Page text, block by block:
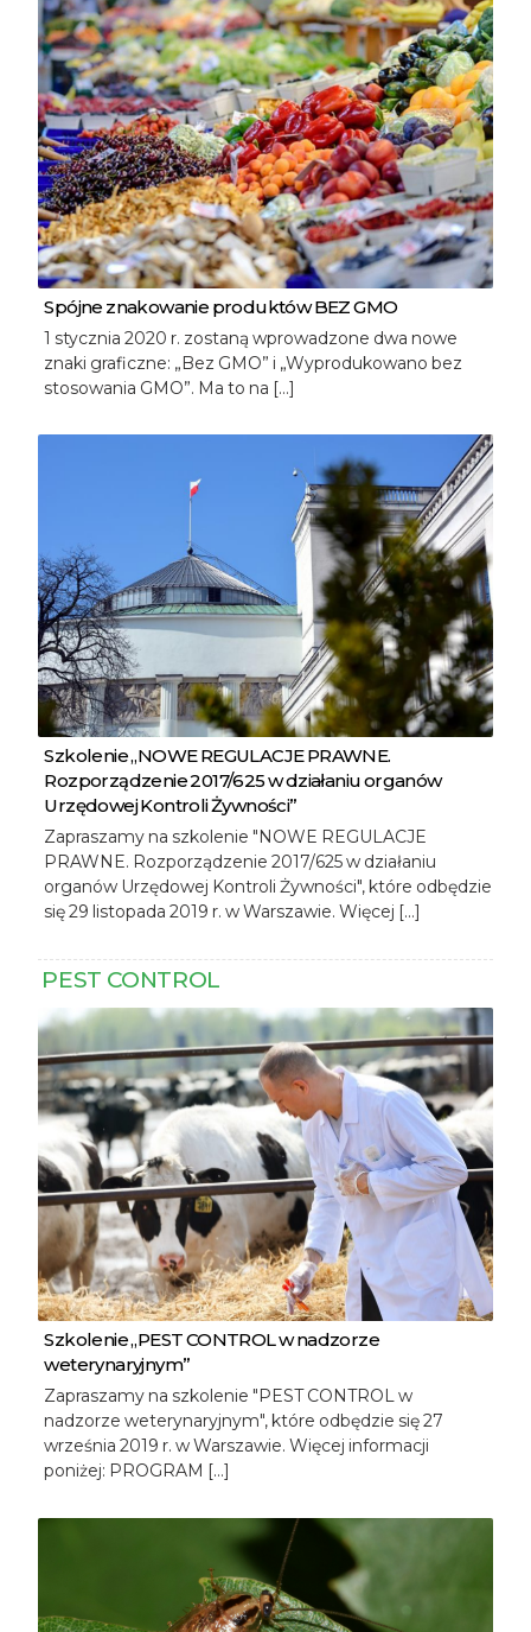
Spójne znakowanie produktów BEZ GMO
1 stycznia 2020 r. zostaną wprowadzone dwa nowe
znaki graficzne: „Bez GMO” i „Wyprodukowano bez
stosowania GMO”. Ma to na […]
Szkolenie „NOWE REGULACJE PRAWNE.
Rozporządzenie 2017/625 w działaniu organów
Urzędowej Kontroli Żywności”
Zapraszamy na szkolenie "NOWE REGULACJE
PRAWNE. Rozporządzenie 2017/625 w działaniu
organów Urzędowej Kontroli Żywności", które odbędzie
się 29 listopada 2019 r. w Warszawie. Więcej […]
PEST CONTROL
Szkolenie „PEST CONTROL w nadzorze
weterynaryjnym”
Zapraszamy na szkolenie "PEST CONTROL w
nadzorze weterynaryjnym", które odbędzie się 27
września 2019 r. w Warszawie. Więcej informacji
poniżej: PROGRAM […]